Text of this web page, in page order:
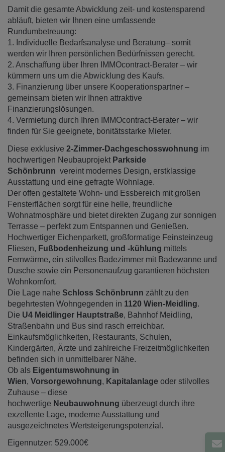
Damit die gesamte Abwicklung zeit- und kostensparend
abläuft, bieten wir Ihnen eine umfassende
Rundumbetreuung:
1. Individuelle Bedarfsanalyse und Beratung– somit
werden wir Ihren persönlichen Bedürfnissen gerecht.
2. Anschaffung über Ihren IMMOcontract-Berater – wir
kümmern uns um die Abwicklung des Kaufs.
3. Finanzierung über unsere Kooperationspartner –
gemeinsam bieten wir Ihnen attraktive
Finanzierungslösungen.
4. Vermietung durch Ihren IMMOcontract-Berater – wir
finden für Sie geeignete, bonitätsstarke Mieter.
Diese exklusive 2-Zimmer-Dachgeschosswohnung im
hochwertigen Neubauprojekt Parkside
Schönbrunn vereint modernes Design, erstklassige
Ausstattung und eine gefragte Wohnlage.
Der offen gestaltete Wohn- und Essbereich mit großen
Fensterflächen sorgt für eine helle, freundliche
Wohnatmosphäre und bietet direkten Zugang zur sonnigen
Terrasse – perfekt zum Entspannen und Genießen.
Hochwertiger Eichenparkett, großformatige Feinsteinzeug
Fliesen, Fußbodenheizung und -kühlung mittels
Fernwärme, ein stilvolles Badezimmer mit Badewanne und
Dusche sowie ein Personenaufzug garantieren höchsten
Wohnkomfort.
Die Lage nahe Schloss Schönbrunn zählt zu den
begehrtesten Wohngegenden in 1120 Wien-Meidling.
Die U4 Meidlinger Hauptstraße, Bahnhof Meidling,
Straßenbahn und Bus sind rasch erreichbar.
Einkaufsmöglichkeiten, Restaurants, Schulen,
Kindergärten, Ärzte und zahlreiche Freizeitmöglichkeiten
befinden sich in unmittelbarer Nähe.
Ob als Eigentumswohnung in
Wien, Vorsorgewohnung, Kapitalanlage oder stilvolles
Zuhause – diese
hochwertige Neubauwohnung überzeugt durch ihre
exzellente Lage, moderne Ausstattung und
ausgezeichnetes Wertsteigerungspotenzial.
Eigennutzer: 529.000€